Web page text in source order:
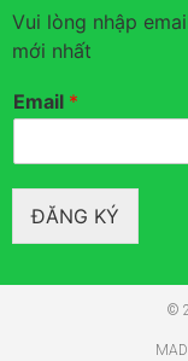
Vui lòng nhập
mới nhất
Email *
ĐĂNG KÝ
©